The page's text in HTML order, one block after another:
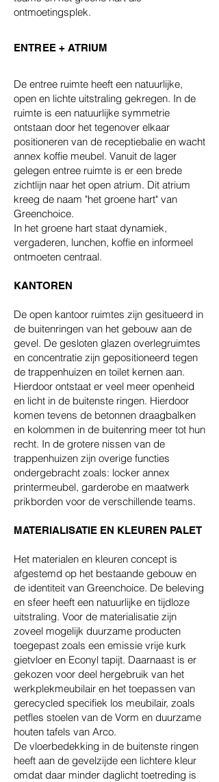
ontmoetingsplek.
ENTREE + ATRIUM
De entree ruimte heeft een natuurlijke,
open en lichte uitstraling gekregen. In de
ruimte is een natuurlijke symmetrie
ontstaan door het tegenover elkaar
positioneren van de receptiebalie en wacht
annex koffie meubel. Vanuit de lager
gelegen entree ruimte is er een brede
zichtlijn naar het open atrium. Dit atrium
kreeg de naam "het groene hart" van
Greenchoice.
In het groene hart staat dynamiek,
vergaderen, lunchen, koffie en informeel
ontmoeten centraal.
KANTOREN
De open kantoor ruimtes zijn gesitueerd in
de buitenringen van het gebouw aan de
gevel. De gesloten glazen overlegruimtes
en concentratie zijn gepositioneerd tegen
de trappenhuizen en toilet kernen aan.
Hierdoor ontstaat er veel meer openheid
en licht in de buitenste ringen. Hierdoor
komen tevens de betonnen draagbalken
en kolommen in de buitenring meer tot hun
recht. In de grotere nissen van de
trappenhuizen zijn overige functies
ondergebracht zoals: locker annex
printermeubel, garderobe en maatwerk
prikborden voor de verschillende teams.
MATERIALISATIE EN KLEUREN PALET
Het materialen en kleuren concept is
afgestemd op het bestaande gebouw en
de identiteit van Greenchoice. De beleving
en sfeer heeft een natuurlijke en tijdloze
uitstraling. Voor de materialisatie zijn
zoveel mogelijk duurzame producten
toegepast zoals een emissie vrije kurk
gietvloer en Econyl tapijt. Daarnaast is er
gekozen voor deel hergebruik van het
werkplekmeubilair en het toepassen van
gerecycled specifiek los meubilair, zoals
petfles stoelen van de Vorm en duurzame
houten tafels van Arco.
De vloerbedekking in de buitenste ringen
heeft aan de gevelzijde een lichtere kleur
omdat daar minder daglicht toetreding is